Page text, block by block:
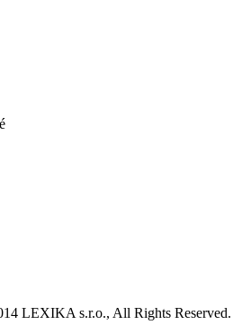
LEXIKA s.r.o., All Rights Reserved.